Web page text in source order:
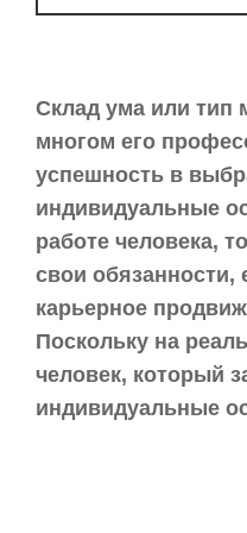
Склад ума или тип
многом его
успешность в
индивидуальные
работе человека,
свои обязанности,
карьерное
Поскольку на
человек, который
индивидуальные